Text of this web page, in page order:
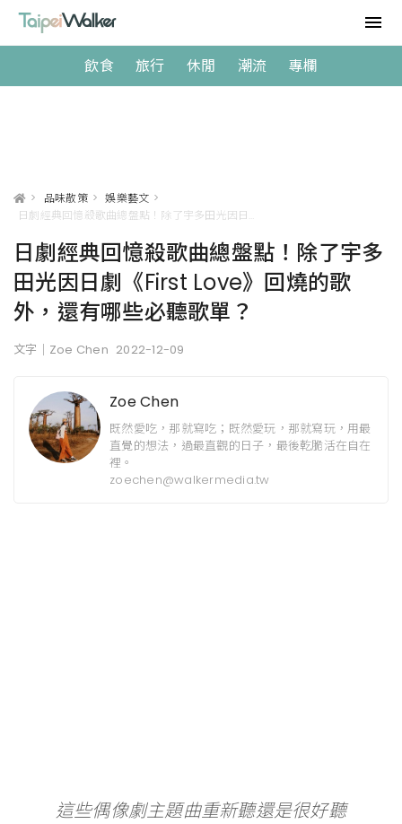
飲食 旅行 休閒 潮流 專欄
> 品味散策 > 娛樂藝文 >
日劇經典回憶殺歌曲總盤點！除了宇多
田光因日劇《First Love》回燒的歌
外，還有哪些必聽歌單？
文字｜Zoe Chen 2022-12-09
Zoe Chen
既然愛吃，那就寫吃；既然愛玩，那就寫玩，用最
直覺的想法，過最直觀的日子，最後乾脆活在自在
裡。
zoechen@walkermedia.tw
這些偶像劇主題曲重新聽還是很好聽